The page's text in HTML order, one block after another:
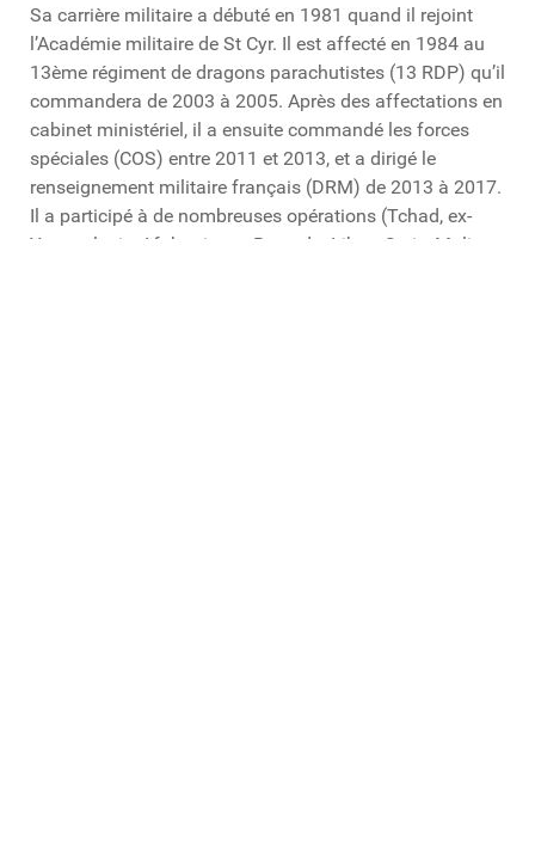
Sa carrière militaire a débuté en 1981 quand il rejoint
l’Académie militaire de St Cyr. Il est affecté en 1984 au
13ème régiment de dragons parachutistes (13 RDP) qu’il
commandera de 2003 à 2005. Après des affectations en
cabinet ministériel, il a ensuite commandé les forces
spéciales (COS) entre 2011 et 2013, et a dirigé le
renseignement militaire français (DRM) de 2013 à 2017.
Il a participé à de nombreuses opérations (Tchad, ex-
Yougoslavie, Afghanistan, Rwanda, Libye, Syrie, Mali,